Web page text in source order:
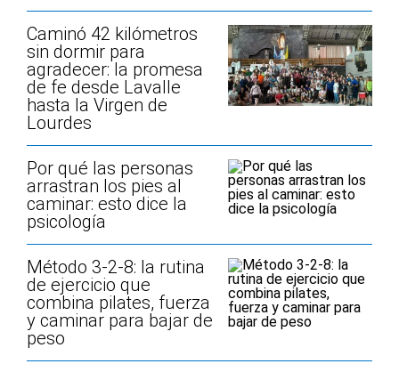
Caminó 42 kilómetros
sin dormir para
agradecer: la promesa
de fe desde Lavalle
hasta la Virgen de
Lourdes
Por qué las personas
arrastran los pies al
caminar: esto dice la
psicología
Método 3-2-8: la rutina
de ejercicio que
combina pilates, fuerza
y caminar para bajar de
peso